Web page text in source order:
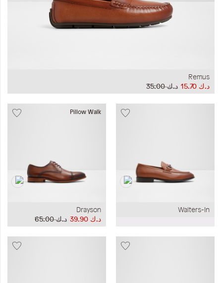
Remus
د.ك‏ 35.00
د.ك‏ 15.70
Walters-In
Pillow Walk
Drayson
د.ك‏ 65.00
د.ك‏ 39.90